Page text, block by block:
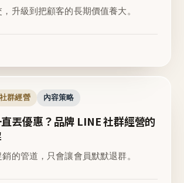
升級到把顧客的長期價值養大。
社群經營 內容策略
丟優惠？品牌 LINE 社群經營的
的管道，只會讓會員默默退群。